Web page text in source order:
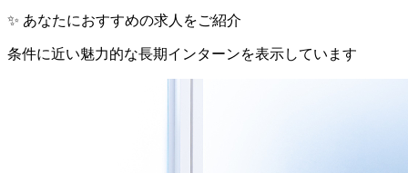
✨ あなたにおすすめの求人をご紹介
条件に近い魅力的な長期インターンを表示しています